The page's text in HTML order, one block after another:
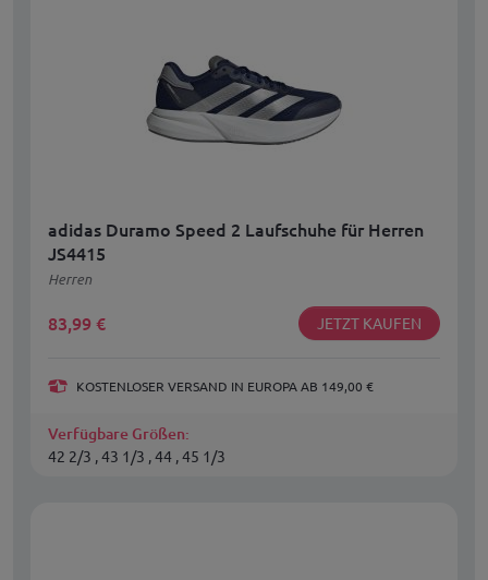
adidas Duramo Speed 2 Laufschuhe für Herren
JS4415
Herren
83,99 € JETZT KAUFEN
KOSTENLOSER VERSAND IN EUROPA AB 149,00 €
Verfügbare Größen:
42 2/3 , 43 1/3 , 44 , 45 1/3